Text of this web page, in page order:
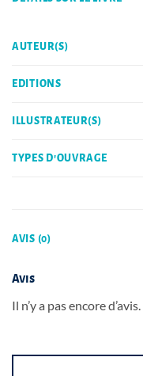
AUTEUR(S)
EDITIONS
ILLUSTRATEUR(S)
TYPES D'OUVRAGE
AVIS (0)
Avis
Il n’y a pas encore d’avis.